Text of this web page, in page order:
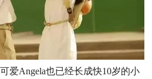
爱Angela也已经长成快10岁的小